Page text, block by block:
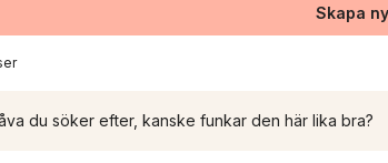
Skapa
du söker efter, kanske funkar den här lika bra?